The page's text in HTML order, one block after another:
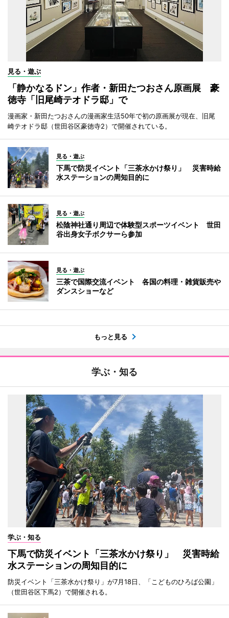
見る・遊ぶ
「静かなるドン」作者・新田たつおさん原画展 豪
徳寺「旧尾崎テオドラ邸」で
漫画家・新田たつおさんの漫画家生活50年で初の原画展が現在、旧尾
崎テオドラ邸（世田谷区豪徳寺2）で開催されている。
見る・遊ぶ
下馬で防災イベント「三茶水かけ祭り」 災害時給
水ステーションの周知目的に
見る・遊ぶ
松陰神社通り周辺で体験型スポーツイベント 世田
谷出身女子ボクサーら参加
見る・遊ぶ
三茶で国際交流イベント 各国の料理・雑貨販売や
ダンスショーなど
もっと見る
学ぶ・知る
学ぶ・知る
下馬で防災イベント「三茶水かけ祭り」 災害時給
水ステーションの周知目的に
防災イベント「三茶水かけ祭り」が7月18日、「こどものひろば公園」
（世田谷区下馬2）で開催される。